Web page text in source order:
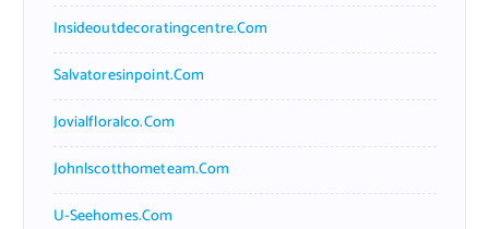
Insideoutdecoratingcentre.com
Salvatoresinpoint.com
Jovialfloralco.com
Johnlscotthometeam.com
U-Seehomes.com